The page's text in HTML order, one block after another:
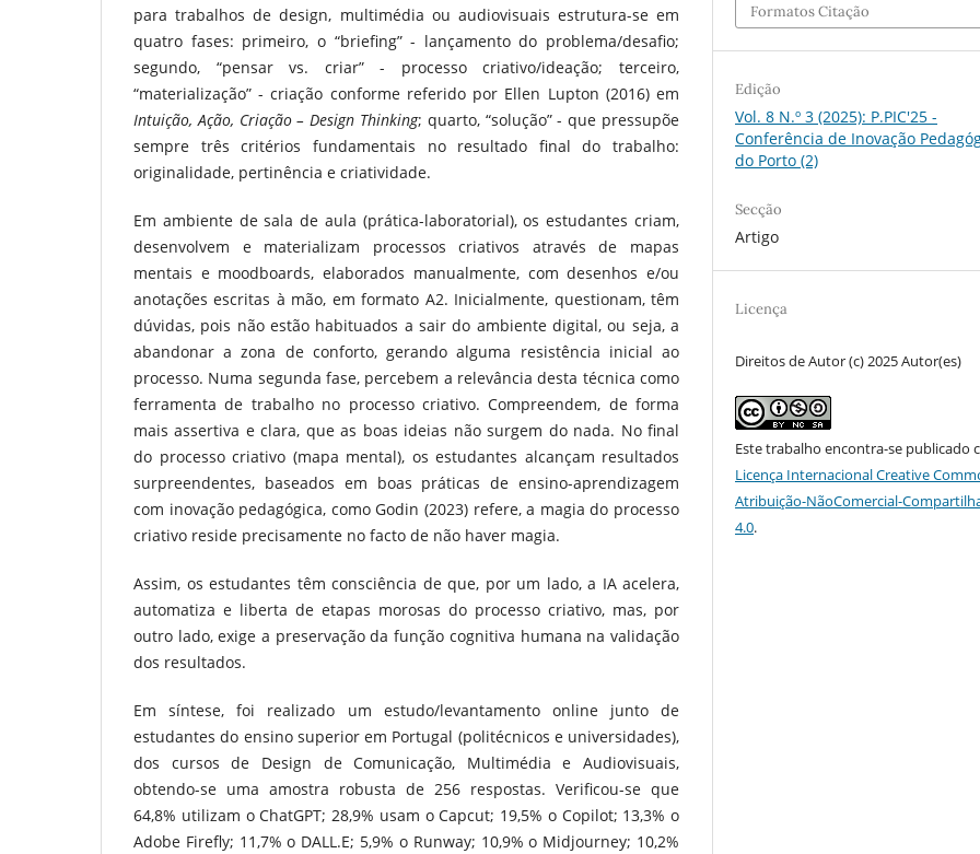
para trabalhos de design, multimédia ou audiovisuais estrutura-se em
quatro fases: primeiro, o “briefing” - lançamento do problema/desafio;
segundo, “pensar vs. criar” - processo criativo/ideação; terceiro,
“materialização” - criação conforme referido por Ellen Lupton (2016) em
Intuição, Ação, Criação – Design Thinking; quarto, “solução” - que pressupõe
sempre três critérios fundamentais no resultado final do trabalho:
originalidade, pertinência e criatividade.
Em ambiente de sala de aula (prática-laboratorial), os estudantes criam,
desenvolvem e materializam processos criativos através de mapas
mentais e moodboards, elaborados manualmente, com desenhos e/ou
anotações escritas à mão, em formato A2. Inicialmente, questionam, têm
dúvidas, pois não estão habituados a sair do ambiente digital, ou seja, a
abandonar a zona de conforto, gerando alguma resistência inicial ao
processo. Numa segunda fase, percebem a relevância desta técnica como
ferramenta de trabalho no processo criativo. Compreendem, de forma
mais assertiva e clara, que as boas ideias não surgem do nada. No final
do processo criativo (mapa mental), os estudantes alcançam resultados
surpreendentes, baseados em boas práticas de ensino-aprendizagem
com inovação pedagógica, como Godin (2023) refere, a magia do processo
criativo reside precisamente no facto de não haver magia.
Assim, os estudantes têm consciência de que, por um lado, a IA acelera,
automatiza e liberta de etapas morosas do processo criativo, mas, por
outro lado, exige a preservação da função cognitiva humana na validação
dos resultados.
Em síntese, foi realizado um estudo/levantamento online junto de
estudantes do ensino superior em Portugal (politécnicos e universidades),
dos cursos de Design de Comunicação, Multimédia e Audiovisuais,
obtendo-se uma amostra robusta de 256 respostas. Verificou-se que
64,8% utilizam o ChatGPT; 28,9% usam o Capcut; 19,5% o Copilot; 13,3% o
Adobe Firefly; 11,7% o DALL.E; 5,9% o Runway; 10,9% o Midjourney; 10,2%
Formatos Citação
Edição
Vol. 8 N.º 3 (2025): P.PIC'25 -
Conferência de Inovação
do Porto (2)
Secção
Artigo
Licença
Direitos de Autor (c) 2025 Autor(es)
Este trabalho encontra-se publicado
Licença Internacional Creative
Atribuição-NãoComercial-
4.0.